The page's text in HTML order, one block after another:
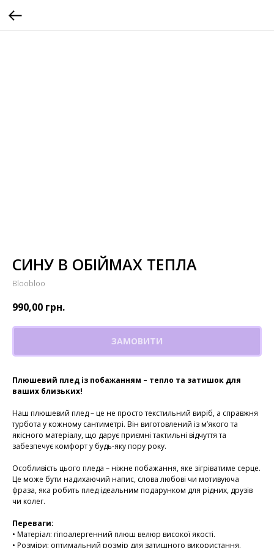
СИНУ В ОБІЙМАХ ТЕПЛА
Bloobloo
990,00 грн.
ЗАМОВИТИ
Плюшевий плед із побажанням – тепло та затишок для
ваших близьких!
Наш плюшевий плед – це не просто текстильний виріб, а справжня
турбота у кожному сантиметрі. Він виготовлений із м’якого та
якісного матеріалу, що дарує приємні тактильні відчуття та
забезпечує комфорт у будь-яку пору року.
Особливість цього пледа – ніжне побажання, яке зігріватиме серце.
Це може бути надихаючий напис, слова любові чи мотивуюча
фраза, яка робить плед ідеальним подарунком для рідних, друзів
чи колег.
Переваги:
• Матеріал: гіпоалергенний плюш велюр високої якості.
• Розміри: оптимальний розмір для затишного використання.